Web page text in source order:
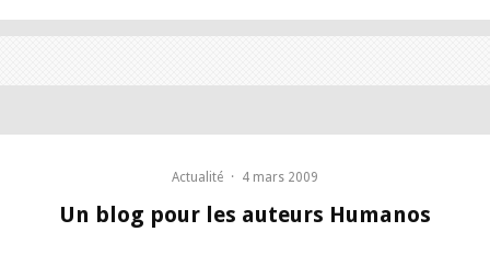
Actualité · 4 mars 2009
Un blog pour les auteurs Humanos